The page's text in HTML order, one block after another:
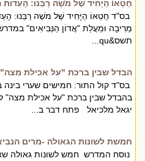
חֶטְאוֹ הַיָּחִיד שֶׁל מֹשֶׁה רַבֵּנוּ: הָעֵדוּת
בס"ד חֶטְאוֹ הַיָּחִיד שֶׁל מֹשֶׁה רַבֵּנוּ:
מְרִיבָה וּמַעֲלַת "אֲדוֹן הַנְּבִיאִים"
תשס&qu...
הבדל שבין ברכת "על אכילת
בס"ד קול התור: חמישים שערי בינה
בהבדל שבין ברכת "על אכילת מצה"
יגאל מלכיאל פתח דבר ב...
חמשת לשונות הגאולה -מרים
נוסח המדרש חמש לשונות גאולה